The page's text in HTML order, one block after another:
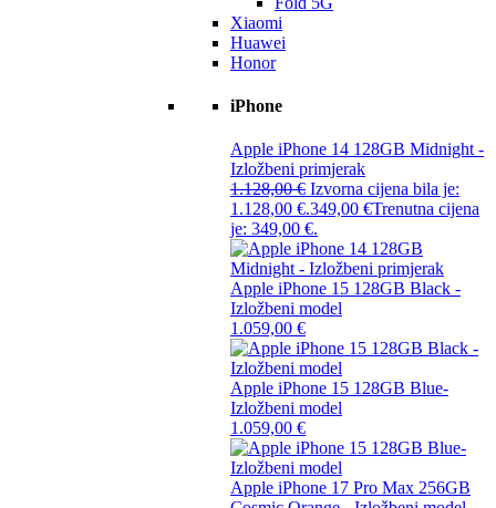
Xiaomi
Huawei
Honor
iPhone
Apple iPhone 14 128GB Midnight -
Izložbeni primjerak
1.128,00€ Izvorna cijena bila je:
1.128,00 €.349,00 €Trenutna cijena
je: 349,00 €.
Apple iPhone 15 128GB Black -
Izložbeni model
1.059,00 €
Apple iPhone 15 128GB Blue-
Izložbeni model
1.059,00 €
Apple iPhone 17 Pro Max 256GB